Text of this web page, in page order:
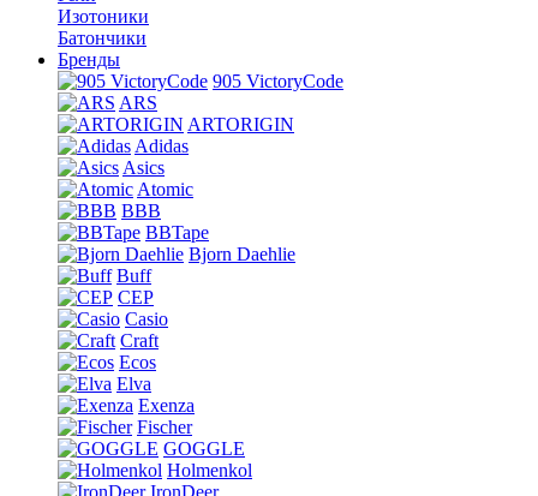
Изотоники
Батончики
Бренды
905 VictoryCode
ARS
ARTORIGIN
Adidas
Asics
Atomic
BBB
BBTape
Bjorn Daehlie
Buff
CEP
Casio
Craft
Ecos
Elva
Exenza
Fischer
GOGGLE
Holmenkol
IronDeer